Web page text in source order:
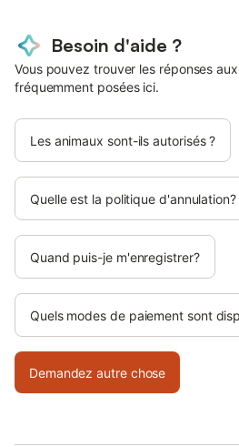
Besoin d'aide ?
Vous pouvez trouver les réponses
fréquemment posées ici.
Les animaux sont-ils autorisés ?
Quelle est la politique d'annulation?
Quand puis-je m'enregistrer?
Quels modes de paiement sont
Demandez autre chose